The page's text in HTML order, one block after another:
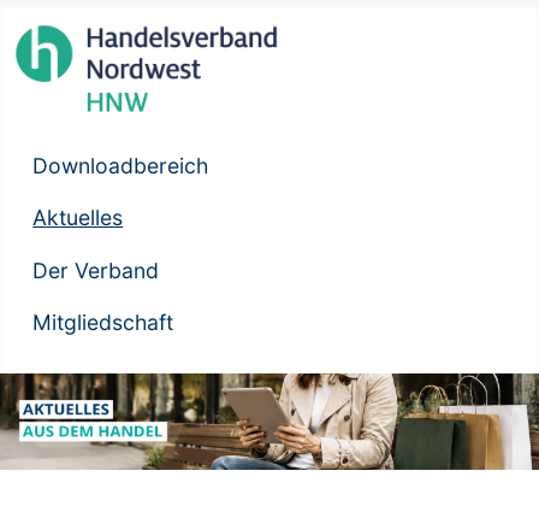
Downloadbereich
Aktuelles
Der Verband
Mitgliedschaft